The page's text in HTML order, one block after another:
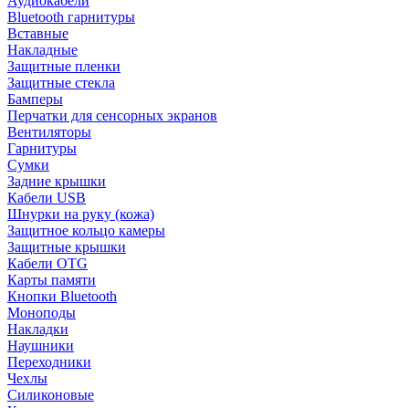
Bluetooth гарнитуры
Вставные
Накладные
Защитные пленки
Защитные стекла
Бамперы
Перчатки для сенсорных экранов
Вентиляторы
Гарнитуры
Сумки
Задние крышки
Кабели USB
Шнурки на руку (кожа)
Защитное кольцо камеры
Защитные крышки
Кабели OTG
Карты памяти
Кнопки Bluetooth
Моноподы
Накладки
Наушники
Переходники
Чехлы
Силиконовые